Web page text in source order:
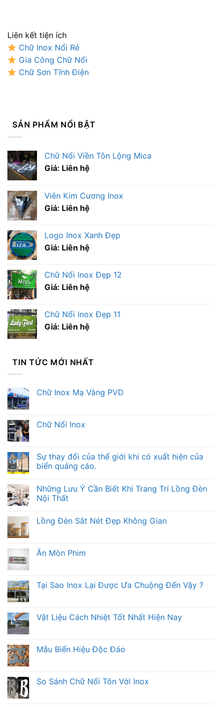
Liên kết tiện ích
Chữ Inox Nổi Rẻ
Gia Công Chữ Nổi
Chữ Sơn Tĩnh Điện
SẢN PHẨM NỔI BẬT
Chữ Nổi Viền Tôn Lộng Mica
Giá: Liên hệ
Viên Kim Cương Inox
Giá: Liên hệ
Logo Inox Xanh Đẹp
Giá: Liên hệ
Chữ Nổi Inox Đẹp 12
Giá: Liên hệ
Chữ Nổi Inox Đẹp 11
Giá: Liên hệ
TIN TỨC MỚI NHẤT
Chữ Inox Mạ Vàng PVD
Chữ Nổi Inox
Sự thay đổi của thế giới khi có xuất hiện của
biển quảng cáo.
Những Lưu Ý Cần Biết Khi Trang Trí Lồng Đèn
Nội Thất
Lồng Đèn Sắt Nét Đẹp Không Gian
Ăn Mòn Phim
Tại Sao Inox Lại Được Ưa Chuộng Đến Vậy ?
Vật Liệu Cách Nhiệt Tốt Nhất Hiện Nay
Mẫu Biển Hiệu Độc Đáo
So Sánh Chữ Nổi Tôn Với Inox